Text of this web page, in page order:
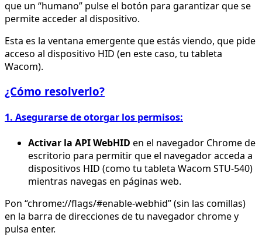
que un “humano” pulse el botón para garantizar que se
permite acceder al dispositivo.
Esta es la ventana emergente que estás viendo, que pide
acceso al dispositivo HID (en este caso, tu tableta
Wacom).
¿Cómo resolverlo?
1. Asegurarse de otorgar los permisos:
Activar la API WebHID en el navegador Chrome de
escritorio para permitir que el navegador acceda a
dispositivos HID (como tu tableta Wacom STU-540)
mientras navegas en páginas web.
Pon “chrome://flags/#enable-webhid” (sin las comillas)
en la barra de direcciones de tu navegador chrome y
pulsa enter.